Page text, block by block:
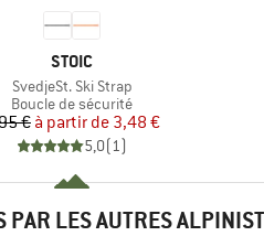
MARQUE
STOIC
Article
SvedjeSt. Ski Strap
Product group
Boucle de sécurité
Prix
€ Prix réduit
à partir de 3,48 €
5,0(1)
PAR LES AUTRES